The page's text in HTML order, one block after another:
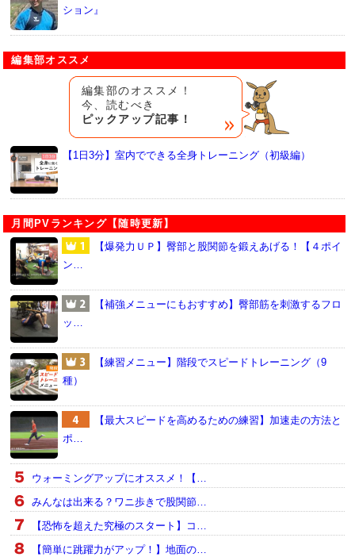
ション』
編集部オススメ
編集部のオススメ！
今、読むべき
ピックアップ記事！
【1日3分】室内でできる全身トレーニング（初級編）
月間PVランキング【随時更新】
【爆発力ＵＰ】臀部と股関節を鍛えあげる！【４ポイ
ン…
【補強メニューにもおすすめ】臀部筋を刺激するフロ
ッ…
【練習メニュー】階段でスピードトレーニング（9
種）
【最大スピードを高めるための練習】加速走の方法と
ポ…
ウォーミングアップにオススメ！【…
みんなは出来る？ワニ歩きで股関節…
【恐怖を超えた究極のスタート】コ…
【簡単に跳躍力がアップ！】地面の…